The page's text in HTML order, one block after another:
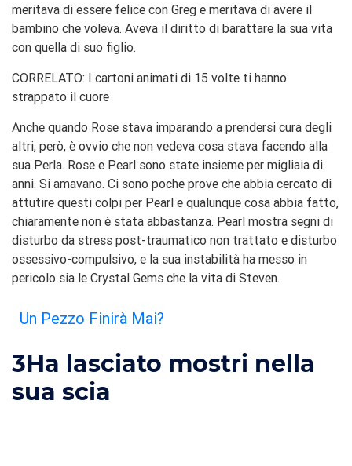
meritava di essere felice con Greg e meritava di avere il
bambino che voleva. Aveva il diritto di barattare la sua vita
con quella di suo figlio.
CORRELATO: I cartoni animati di 15 volte ti hanno
strappato il cuore
Anche quando Rose stava imparando a prendersi cura degli
altri, però, è ovvio che non vedeva cosa stava facendo alla
sua Perla. Rose e Pearl sono state insieme per migliaia di
anni. Si amavano. Ci sono poche prove che abbia cercato di
attutire questi colpi per Pearl e qualunque cosa abbia fatto,
chiaramente non è stata abbastanza. Pearl mostra segni di
disturbo da stress post-traumatico non trattato e disturbo
ossessivo-compulsivo, e la sua instabilità ha messo in
pericolo sia le Crystal Gems che la vita di Steven.
Un Pezzo Finirà Mai?
3Ha lasciato mostri nella
sua scia